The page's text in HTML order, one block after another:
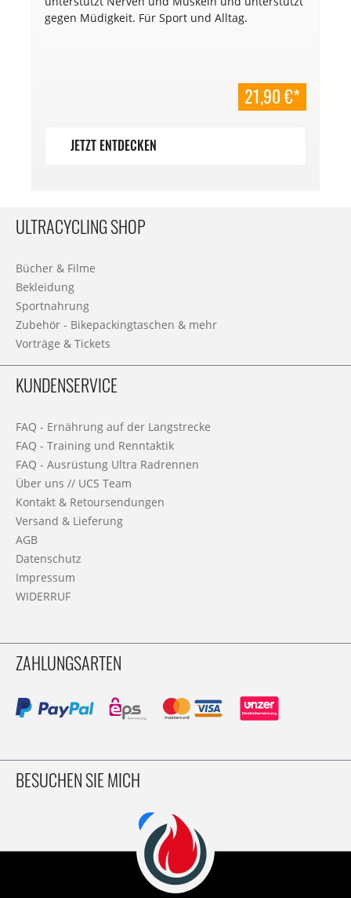
gegen Müdigkeit. Für Sport und Alltag.
21,90 €*
JETZT ENTDECKEN
ULTRACYCLING SHOP
Bücher & Filme
Bekleidung
Sportnahrung
Zubehör - Bikepackingtaschen & mehr
Vorträge & Tickets
KUNDENSERVICE
FAQ - Ernährung auf der Langstrecke
FAQ - Training und Renntaktik
FAQ - Ausrüstung Ultra Radrennen
Über uns // UCS Team
Kontakt & Retoursendungen
Versand & Lieferung
AGB
Datenschutz
Impressum
WIDERRUF
ZAHLUNGSARTEN
BESUCHEN SIE MICH